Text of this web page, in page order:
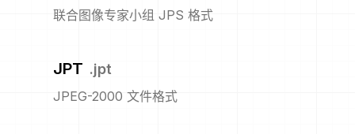
联合图像专家小组 JPS 格式
JPT .jpt
JPEG-2000 文件格式